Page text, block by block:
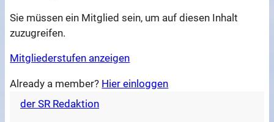
Sie müssen ein Mitglied sein, um auf diesen Inhalt
zuzugreifen.
Mitgliederstufen anzeigen
Already a member? Hier einloggen
der SR Redaktion